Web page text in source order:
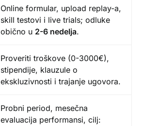
Online formular, upload replay-a,
skill testovi i live trials; odluke
obično u 2-6 nedelja.
Proveriti troškove (0-3000€),
stipendije, klauzule o
ekskluzivnosti i trajanje ugovora.
Probni period, mesečna
evaluacija performansi, cilj: